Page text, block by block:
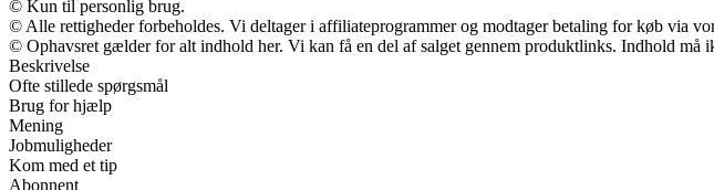
© Kun til personlig brug.
© Alle rettigheder forbeholdes. Vi deltager i affiliateprogrammer og modtager betaling for køb via
© Ophavsret gælder for alt indhold her. Vi kan få en del af salget gennem produktlinks. Indhold må
Beskrivelse
Ofte stillede spørgsmål
Brug for hjælp
Mening
Jobmuligheder
Kom med et tip
Abonnent